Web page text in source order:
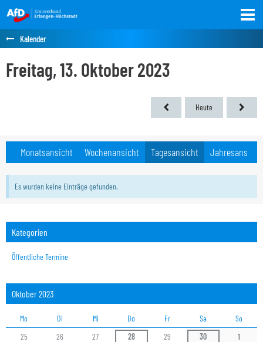
Kalender
Freitag, 13. Oktober 2023
Heute
Monatsansicht Wochenansicht Tagesansicht Jahresansicht
Es wurden keine Einträge gefunden.
Kategorien
Öffentliche Termine
Oktober 2023
Mo Di Mi Do Fr Sa
So
25
26 27 28 29 30
1